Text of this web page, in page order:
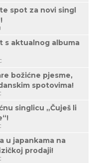
spot za novi singl
s aktualnog albuma
božićne pjesme,
spotovima!
singlicu „Čuješ li
u japankama na
prodaji!